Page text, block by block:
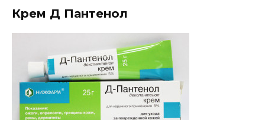
Крем Д Пантенол